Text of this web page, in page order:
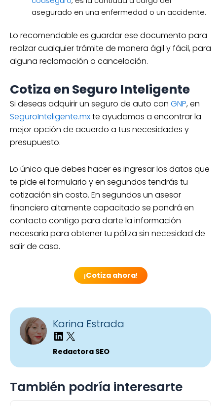
asegurado en una enfermedad o un accidente.
Lo recomendable es guardar ese documento para
realzar cualquier trámite de manera ágil y fácil, para
alguna reclamación o cancelación.
Cotiza en Seguro Inteligente
Si deseas adquirir un seguro de auto con GNP, en
SeguroInteligente.mxte ayudamos a encontrar la
mejor opción de acuerdo a tus necesidades y
presupuesto.
Lo único que debes hacer es ingresar los datos que
te pide el formulario y en segundos tendrás tu
cotización sin costo. En segundos un asesor
financiero altamente capacitado se pondrá en
contacto contigo para darte la información
necesaria para obtener tu póliza sin necesidad de
salir de casa.
¡Cotiza ahora!
Karina Estrada
Redactora SEO
También podría interesarte